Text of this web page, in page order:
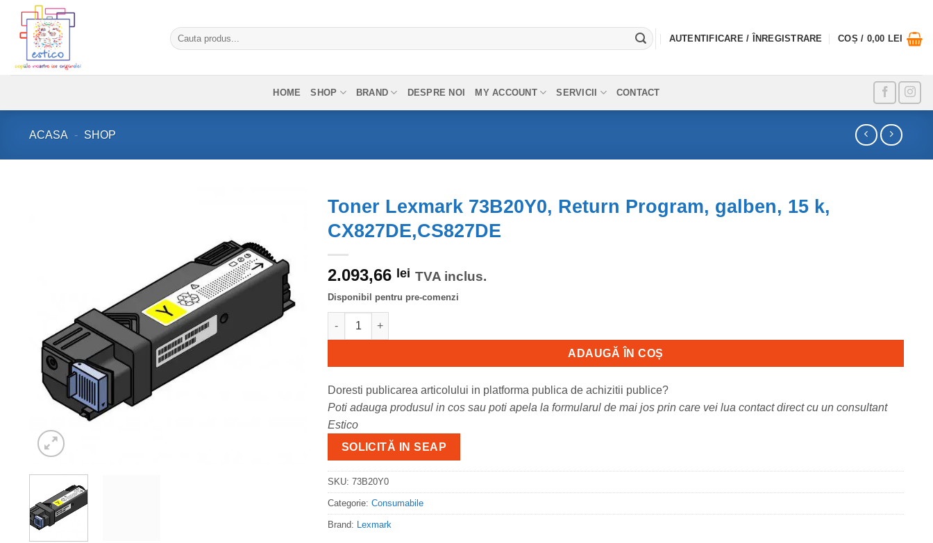
content
Caută
după:
AUTENTIFICARE / ÎNREGISTRARE COȘ / 0,00 LEI
HOME SHOP BRAND DESPRE NOI MY ACCOUNT SERVICII CONTACT
ACASA - SHOP
Toner Lexmark 73B20Y0, Return Program, galben, 15 k,
CX827DE,CS827DE
2.093,66 lei TVA inclus.
Disponibil pentru pre-comenzi
Cantitate Toner Lexmark 73B20Y0, Return Program, galben, 15 k, CX827DE,CS827DE
ADAUGĂ ÎN COȘ
Doresti publicarea articolului in platforma publica de achizitii publice?
Poti adauga produsul in cos sau poti apela la formularul de mai jos prin care vei lua contact direct cu un consultant
Estico
SOLICITĂ IN SEAP
SKU: 73B20Y0
Categorie: Consumabile
Brand: Lexmark